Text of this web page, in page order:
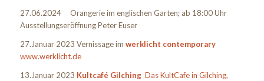
27.06.2024 Orangerie im englischen Garten; ab 18:00 Uhr
Ausstellungseröffnung Peter Euser
27.Januar 2023 Vernissage im werklicht contemporary
www.werklicht.de
13.Januar 2023 Kultcafé Gilching Das KultCafe in Gilching,